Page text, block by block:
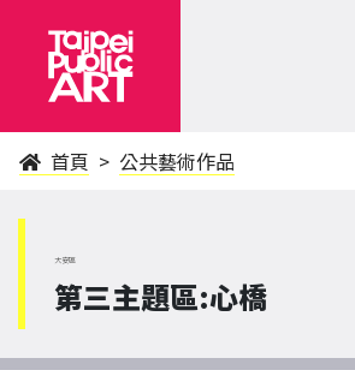
首頁 公共藝術作品
大安區
第三主題區:心橋